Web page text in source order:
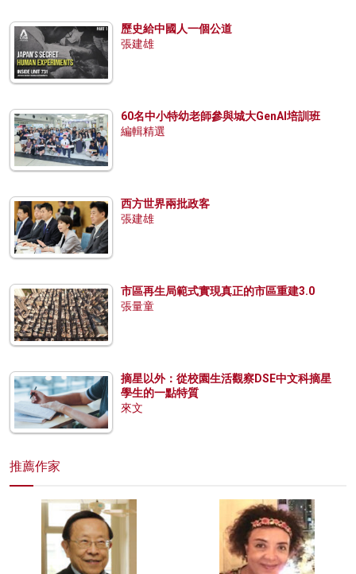
歷史給中國人一個公道
張建雄
60名中小特幼老師參與城大GenAI培訓班
編輯精選
西方世界兩批政客
張建雄
市區再生局範式實現真正的市區重建3.0
張量童
摘星以外：從校園生活觀察DSE中文科摘星
學生的一點特質
來文
推薦作家